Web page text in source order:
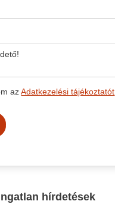
azAdatkezelési tájékoztatót
hírdetések